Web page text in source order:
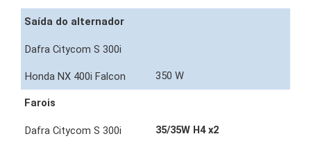
Saída do alternador
350 W
Farois
35/35W H4 x2